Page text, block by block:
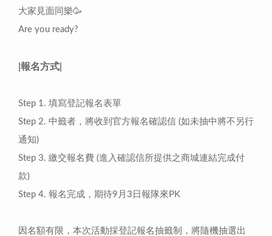
大家見面同樂🥳
Are you ready?
|報名方式|
Step 1. 填寫登記報名表單
Step 2. 中籤者，將收到官方報名確認信 (如未抽中將不另行
通知)
Step 3. 繳交報名費 (進入確認信所提供之商城連結完成付
款)
Step 4. 報名完成，期待9月3日報隊來PK
因名額有限，本次活動採登記報名抽籤制，將隨機抽選出